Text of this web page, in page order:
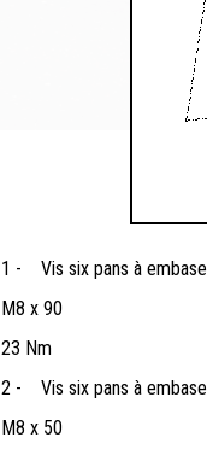
1 -
Vis six pans à embase
M8 x 90
23 Nm
2 -
Vis six pans à embase
M8 x 50